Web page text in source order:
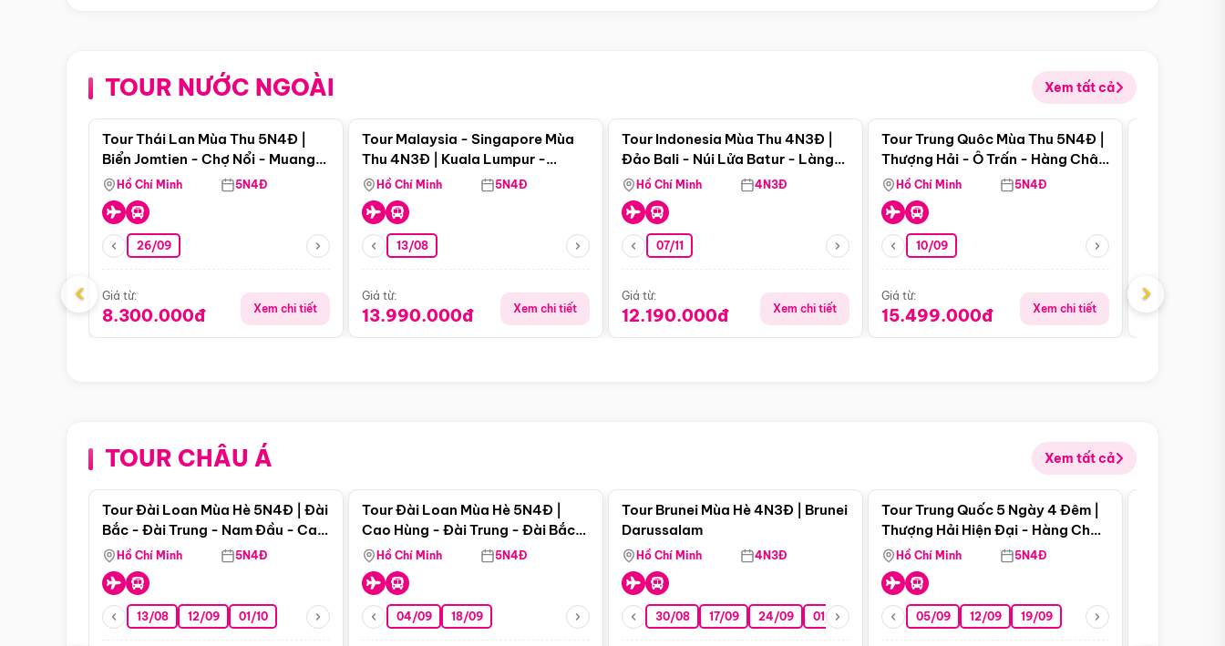
TOUR NƯỚC NGOÀI Xem tất cả
Điểm nổi bật
Tour Thái Lan Mùa Thu 5N4Đ |
Biển Jomtien - Chợ Nổi - Muang
Boran - Suanthai (Bay Vietnam
Airlines)
Hồ Chí Minh 5N4Đ
26/09
Giá từ:
8.300.000đ Xem chi tiết
Tour Malaysia - Singapore Mùa
Thu 4N3Đ | Kuala Lumpur -
Malacca - Johor Baru -
Singapore
Hồ Chí Minh 5N4Đ
13/08
Giá từ:
13.990.000đ Xem chi tiết
Tour Indonesia Mùa Thu 4N3Đ |
Đảo Bali - Núi Lửa Batur - Làng
Penglipuran
Hồ Chí Minh 4N3Đ
07/11
Giá từ:
12.190.000đ Xem chi tiết
Điểm nổi bật
Tour Trung Quôc Mùa Thu 5N4Đ |
Thượng Hải - Ô Trấn - Hàng Châu
(Tour Không Shopping)
Hồ Chí Minh 5N4Đ
10/09
Giá từ:
15.499.000đ Xem chi tiết
Giá từ:
‹ ›
TOUR CHÂU Á Xem tất cả
Điểm nổi bật
Tour Đài Loan Mùa Hè 5N4Đ | Đài
Bắc - Đài Trung - Nam Đầu - Cao
Hùng ( Bay Vn)
Hồ Chí Minh 5N4Đ
13/08 12/09 01/10
Tour Đài Loan Mùa Hè 5N4Đ |
Cao Hùng - Đài Trung - Đài Bắc
(Bay Vj)
Hồ Chí Minh 5N4Đ
04/09 18/09
Tour Brunei Mùa Hè 4N3Đ | Brunei
Darussalam
Hồ Chí Minh 4N3Đ
30/08 17/09 24/09 01/10 15/10 29/10
Điểm nổi bật
Tour Trung Quốc 5 Ngày 4 Đêm |
Thượng Hải Hiện Đại - Hàng Châu
Nên Thơ - Ô Trấn Cổ Kính
Hồ Chí Minh 5N4Đ
05/09 12/09 19/09